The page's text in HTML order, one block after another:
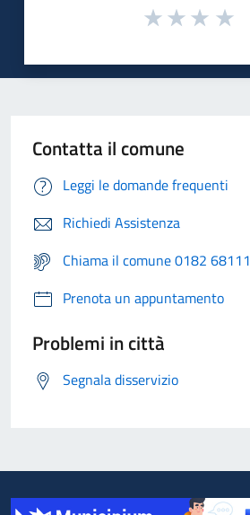
Contatta il comune
Leggi le domande frequenti
Richiedi Assistenza
Chiama il comune 0182 68111
Prenota un appuntamento
Problemi in città
Segnala disservizio